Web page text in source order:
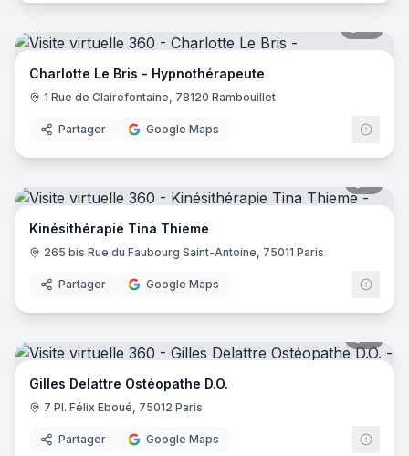
Charlotte Le Bris - Hypnothérapeute
1 Rue de Clairefontaine, 78120 Rambouillet
Partager Google Maps
Kinésithérapie Tina Thieme
265 bis Rue du Faubourg Saint-Antoine, 75011 Paris
Partager Google Maps
Gilles Delattre Ostéopathe D.O.
7 Pl. Félix Eboué, 75012 Paris
Partager Google Maps